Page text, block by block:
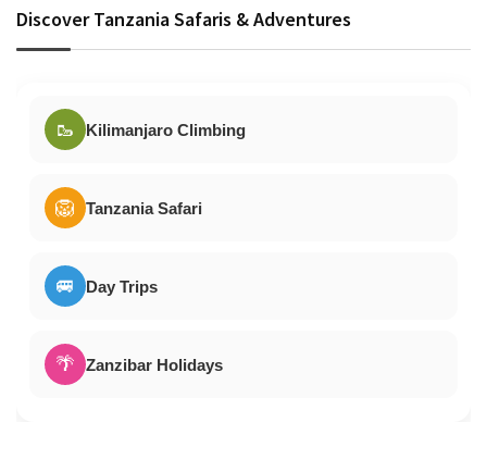
Discover Tanzania Safaris & Adventures
🥾 Kilimanjaro Climbing
🦁 Tanzania Safari
🚐 Day Trips
🌴 Zanzibar Holidays